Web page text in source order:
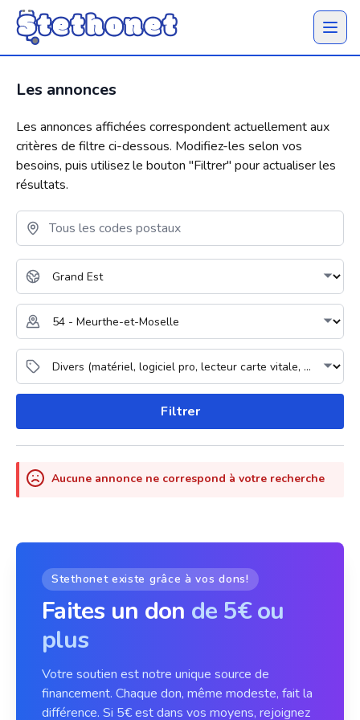
Ouvrir
Les annonces
Les annonces affichées correspondent actuellement aux
critères de filtre ci-dessous. Modifiez-les selon vos
besoins, puis utilisez le bouton "Filtrer" pour actualiser les
résultats.
Filtrer
Aucune annonce ne correspond à votre recherche
Stethonet existe grâce à vos dons!
Faites un don de 5€ ou
plus
Votre soutien est notre unique source de
financement. Chaque don, même modeste, fait la
différence. Si 5€ est dans vos moyens, rejoignez